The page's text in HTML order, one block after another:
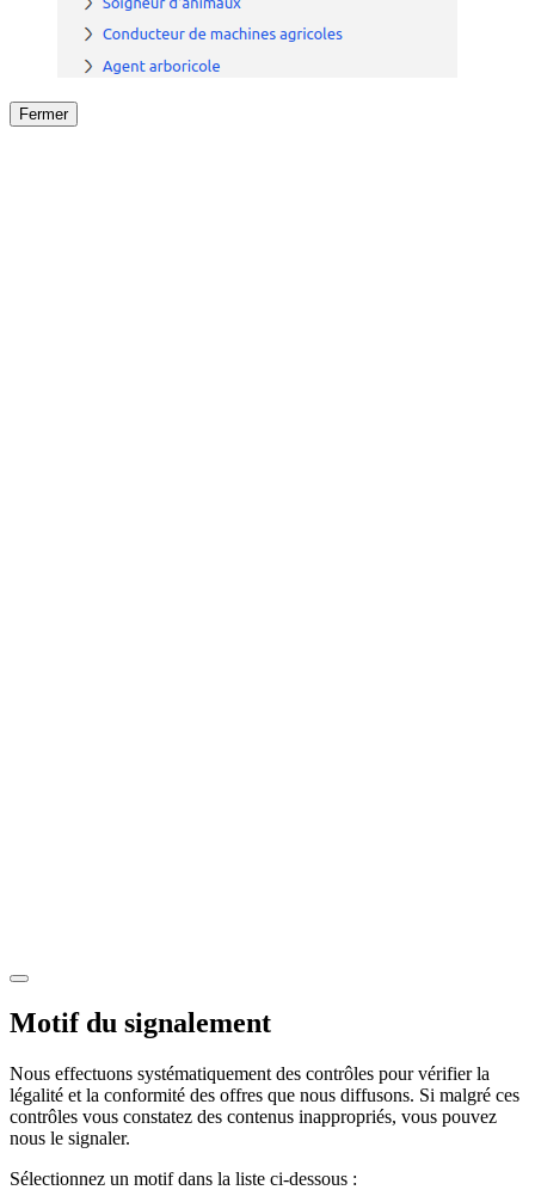
Fermer
Motif du signalement
Nous effectuons systématiquement des contrôles pour vérifier la
légalité et la conformité des offres que nous diffusons. Si malgré ces
contrôles vous constatez des contenus inappropriés, vous pouvez
nous le signaler.
Sélectionnez un motif dans la liste ci-dessous :